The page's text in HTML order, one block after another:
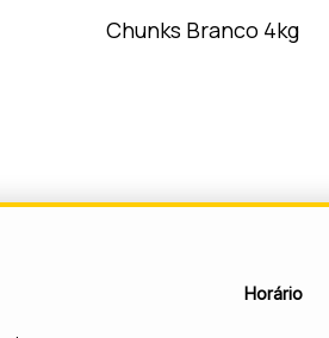
Chunks Branco 4kg
Horário